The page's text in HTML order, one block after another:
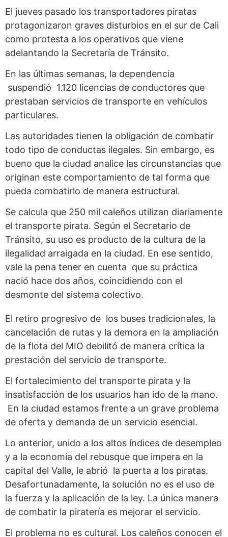
El jueves pasado los transportadores piratas
protagonizaron graves disturbios en el sur de Cali
como protesta a los operativos que viene
adelantando la Secretaría de Tránsito.
En las últimas semanas, la dependencia
suspendió 1.120 licencias de conductores que
prestaban servicios de transporte en vehículos
particulares.
Las autoridades tienen la obligación de combatir
todo tipo de conductas ilegales. Sin embargo, es
bueno que la ciudad analice las circunstancias que
originan este comportamiento de tal forma que
pueda combatirlo de manera estructural.
Se calcula que 250 mil caleños utilizan diariamente
el transporte pirata. Según el Secretario de
Tránsito, su uso es producto de la cultura de la
ilegalidad arraigada en la ciudad. En ese sentido,
vale la pena tener en cuenta que su práctica
nació hace dos años, coincidiendo con el
desmonte del sistema colectivo.
El retiro progresivo de los buses tradicionales, la
cancelación de rutas y la demora en la ampliación
de la flota del MIO debilitó de manera crítica la
prestación del servicio de transporte.
El fortalecimiento del transporte pirata y la
insatisfacción de los usuarios han ido de la mano.
En la ciudad estamos frente a un grave problema
de oferta y demanda de un servicio esencial.
Lo anterior, unido a los altos índices de desempleo
y a la economía del rebusque que impera en la
capital del Valle, le abrió la puerta a los piratas.
Desafortunadamente, la solución no es el uso de
la fuerza y la aplicación de la ley. La única manera
de combatir la piratería es mejorar el servicio.
El problema no es cultural. Los caleños conocen el